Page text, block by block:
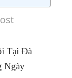
Tại Đà
Ngày